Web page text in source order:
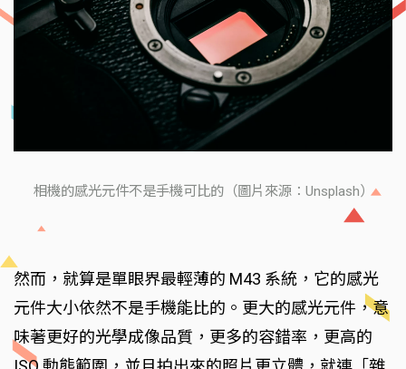
相機的感光元件不是手機可比的（圖片來源：Unsplash）
然而，就算是單眼界最輕薄的 M43 系統，它的感光
元件大小依然不是手機能比的。更大的感光元件，意
味著更好的光學成像品質，更多的容錯率，更高的